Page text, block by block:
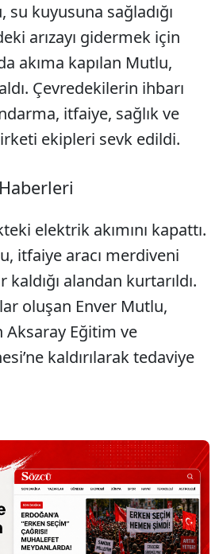
kuyusuna sağladığı
arızayı gidermek için
akıma kapılan Mutlu,
Çevredekilerin ihbarı
itfaiye, sağlık ve
ekipleri sevk edildi.
Sesi Aç
elektrik akımını kapattı.
itfaiye aracı merdiveni
alandan kurtarıldı.
oluşan Enver Mutlu,
Aksaray Eğitim ve
kaldırılarak tedaviye